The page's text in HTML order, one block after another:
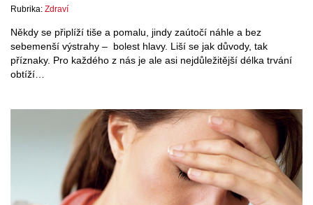
Rubrika: Zdraví
Někdy se připlíží tiše a pomalu, jindy zaútočí náhle a bez
sebemenší výstrahy – bolest hlavy. Liší se jak důvody, tak
příznaky. Pro každého z nás je ale asi nejdůležitější délka trvání
obtíží…